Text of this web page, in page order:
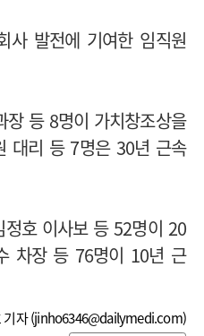
사 발전에 기여한 임직원
장 등 8명이 가치창조상을
대리 등 7명은 30년 근속
호 이사보 등 52명이 20
차장 등 76명이 10년 근
기자 (jinho6346@dailymedi.com)